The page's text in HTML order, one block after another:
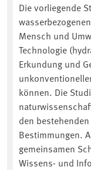
Die vorliegende
Mensch und
Technologie
Erkundung und
können. Die
den
Bestimmungen.
gemeinsamen
Wissens- und